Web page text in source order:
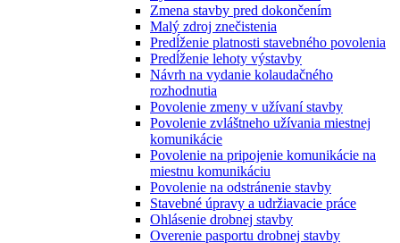
Zmena stavby pred dokončením
Malý zdroj znečistenia
Predĺženie platnosti stavebného povolenia
Predĺženie lehoty výstavby
Návrh na vydanie kolaudačného
rozhodnutia
Povolenie zmeny v užívaní stavby
Povolenie zvláštneho užívania miestnej
komunikácie
Povolenie na pripojenie komunikácie na
miestnu komunikáciu
Povolenie na odstránenie stavby
Stavebné úpravy a udržiavacie práce
Ohlásenie drobnej stavby
Overenie pasportu drobnej stavby